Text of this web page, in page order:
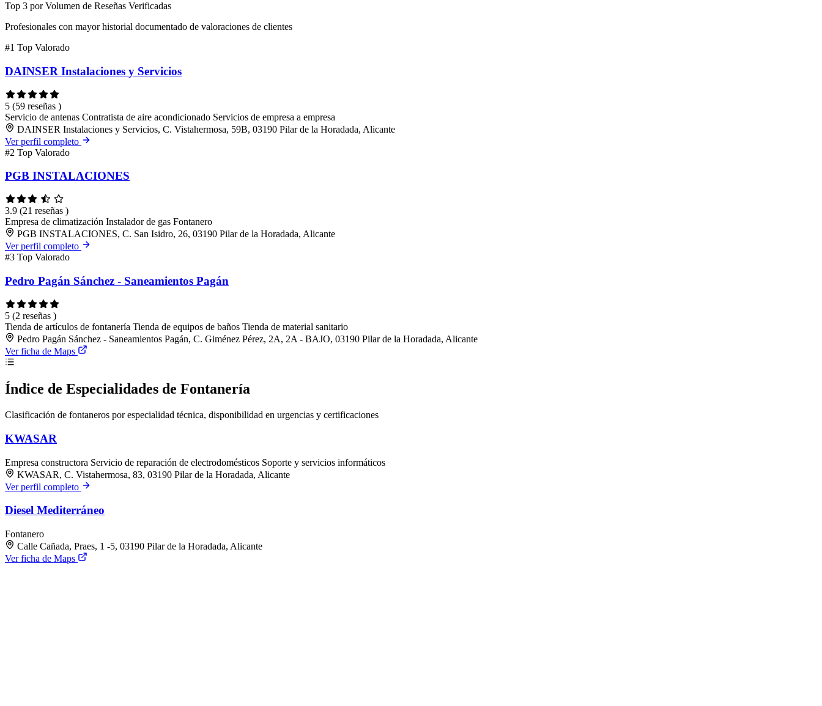
Top 3 por Volumen de Reseñas Verificadas
Profesionales con mayor historial documentado de valoraciones de clientes
#1 Top Valorado
DAINSER Instalaciones y Servicios
5 (59 reseñas )
Servicio de antenas Contratista de aire acondicionado Servicios de empresa a empresa
DAINSER Instalaciones y Servicios, C. Vistahermosa, 59B, 03190 Pilar de la Horadada, Alicante
Ver perfil completo
#2 Top Valorado
PGB INSTALACIONES
3.9 (21 reseñas )
Empresa de climatización Instalador de gas Fontanero
PGB INSTALACIONES, C. San Isidro, 26, 03190 Pilar de la Horadada, Alicante
Ver perfil completo
#3 Top Valorado
Pedro Pagán Sánchez - Saneamientos Pagán
5 (2 reseñas )
Tienda de artículos de fontanería Tienda de equipos de baños Tienda de material sanitario
Pedro Pagán Sánchez - Saneamientos Pagán, C. Giménez Pérez, 2A, 2A - BAJO, 03190 Pilar de la Horadada, Alicante
Ver ficha de Maps
Índice de Especialidades de Fontanería
Clasificación de fontaneros por especialidad técnica, disponibilidad en urgencias y certificaciones
KWASAR
Empresa constructora Servicio de reparación de electrodomésticos Soporte y servicios informáticos
KWASAR, C. Vistahermosa, 83, 03190 Pilar de la Horadada, Alicante
Ver perfil completo
Diesel Mediterráneo
Fontanero
Calle Cañada, Praes, 1 -5, 03190 Pilar de la Horadada, Alicante
Ver ficha de Maps